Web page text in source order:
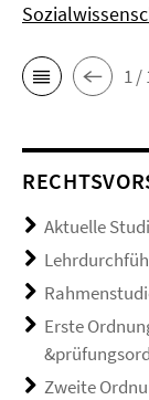
1 /
Aktuelle
Erste
Zweite